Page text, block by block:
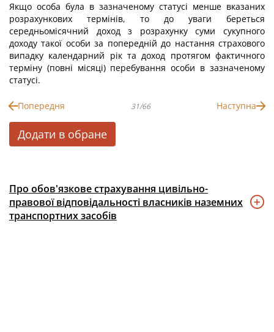
Якщо особа була в зазначеному статусі менше вказаних
розрахункових термінів, то до уваги береться
середньомісячний доход з розрахунку суми сукупного
доходу такої особи за попередній до настання страхового
випадку календарний рік та доход протягом фактичного
терміну (повні місяці) перебування особи в зазначеному
статусі.
Попередня 31/66 Наступна
Додати в обране
Про обов'язкове страхування цивільно-
правової відповідальності власників наземних
транспортних засобів